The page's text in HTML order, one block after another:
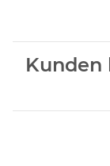
Kunden